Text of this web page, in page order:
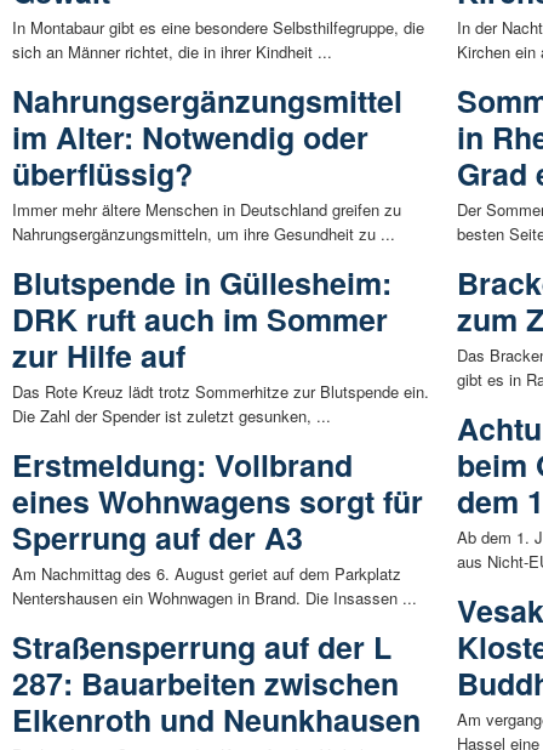
In Montabaur gibt es eine besondere Selbsthilfegruppe, die
sich an Männer richtet, die in ihrer Kindheit ...
Nahrungsergänzungsmittel
im Alter: Notwendig oder
überflüssig?
Immer mehr ältere Menschen in Deutschland greifen zu
Nahrungsergänzungsmitteln, um ihre Gesundheit zu ...
Blutspende in Güllesheim:
DRK ruft auch im Sommer
zur Hilfe auf
Das Rote Kreuz lädt trotz Sommerhitze zur Blutspende ein.
Die Zahl der Spender ist zuletzt gesunken, ...
Erstmeldung: Vollbrand
eines Wohnwagens sorgt für
Sperrung auf der A3
Am Nachmittag des 6. August geriet auf dem Parkplatz
Nentershausen ein Wohnwagen in Brand. Die Insassen ...
Straßensperrung auf der L
287: Bauarbeiten zwischen
Elkenroth und Neunkhausen
In der
Kirchen ein
in
Grad
Der
besten
zum
Das
gibt es in
beim
dem
Ab dem 1.
aus Nicht-
Am
Hassel